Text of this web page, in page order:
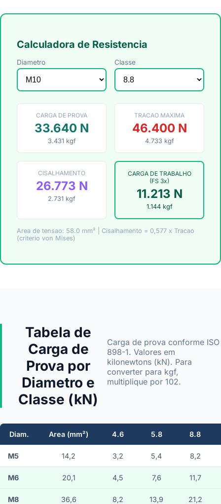
Calculadora de Resistencia
Diametro Classe
CARGA DE PROVA
33.640 N
3.431 kgf
TRACAO MAXIMA
46.400 N
4.733 kgf
CISALHAMENTO
26.773 N
2.731 kgf
CARGA DE TRABALHO
(FS 3x)
11.213 N
1.144 kgf
Area de tensao: 58.0 mm² | Cisalhamento = 0,577 x Tracao
(criterio von Mises)
Tabela de
Carga de
Prova por
Diametro e
Classe (kN)
Carga de prova conforme ISO
898-1. Valores em
kilonewtons (kN). Para
converter para kgf,
multiplique por 102.
Diam. Area (mm²) 4.6 5.8 8.8
M5 14,2 3,2 5,4 8,2
M6 20,1 4,5 7,6 11,7
M8 36,6 8,2 13,9 21,2